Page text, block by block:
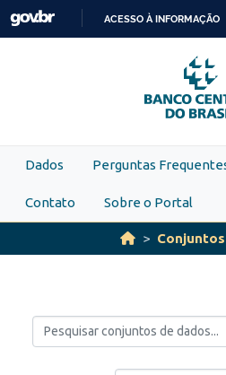
Skip to main content
PARA
O
ACESSO À INFORMAÇÃO
Dados Perguntas
Contato Sobre o Portal